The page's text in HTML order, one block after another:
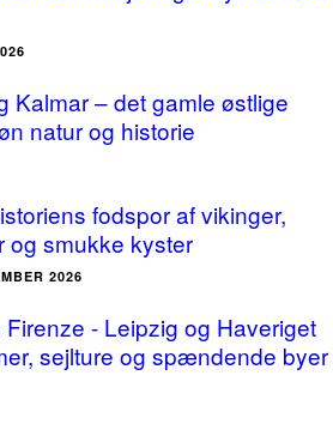
Kalmar – det gamle østlige
natur og historie
fodspor af vikinger,
og smukke kyster
2026
- Leipzig og Haveriget
sejlture og spændende byer